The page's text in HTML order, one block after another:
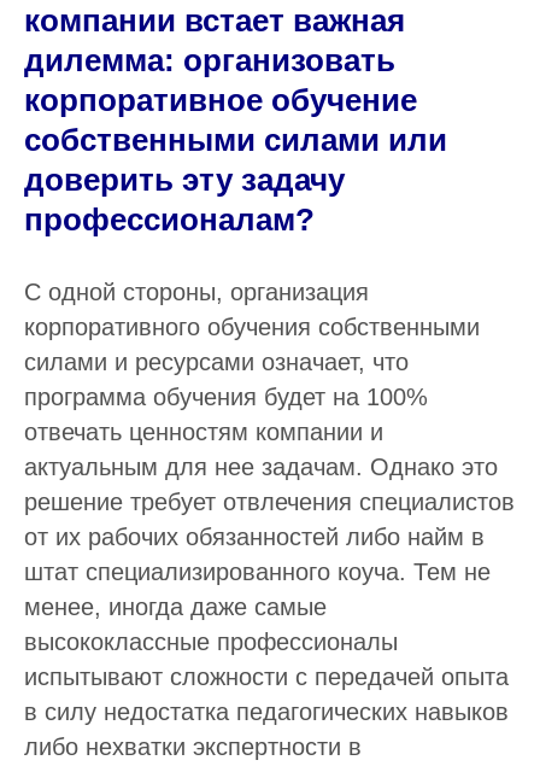
компании встает важная
дилемма: организовать
корпоративное обучение
собственными силами или
доверить эту задачу
профессионалам?
С одной стороны, организация
корпоративного обучения собственными
силами и ресурсами означает, что
программа обучения будет на 100%
отвечать ценностям компании и
актуальным для нее задачам. Однако это
решение требует отвлечения специалистов
от их рабочих обязанностей либо найм в
штат специализированного коуча. Тем не
менее, иногда даже самые
высококлассные профессионалы
испытывают сложности с передачей опыта
в силу недостатка педагогических навыков
либо нехватки экспертности в